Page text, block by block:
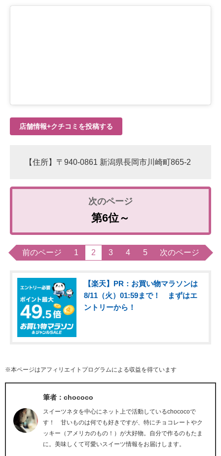
店舗情報+クチコミを投稿する
【住所】〒940-0861 新潟県長岡市川崎町865-2
第6位～
前のページ 1 2 3 4 5 次のページ
【楽天】PR：お買い物マラソンは
8/11（火）01:59まで！ まずはエ
ントリーから！
※本ページはアフィリエイトプログラムによる収益を得ています
筆者：chococo
スイーツネタを中心にネット上で活動しているchococoで
す！ 甘いものは何でも好きですが、特にチョコレートやク
ッキー（アメリカのもの！）が大好物。自分で作るのもたま
に。美味しくて可愛いスイーツ情報をお届けします。